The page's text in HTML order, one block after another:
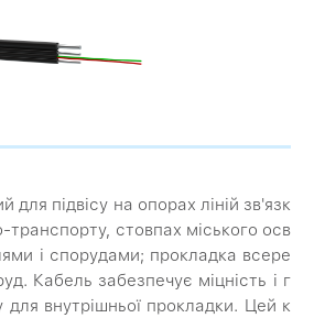
для підвісу на опорах ліній зв'язк
транспорту, стовпах міського осв
і спорудами; прокладка всере
Кабель забезпечує міцність і г
для внутрішньої прокладки. Цей к